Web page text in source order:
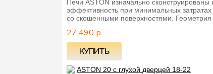
Печи ASTON изначально
эффективность при минимальных
со скошенными поверхностями.
27 490 р.